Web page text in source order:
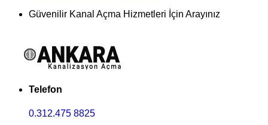
Güvenilir Kanal Açma Hizmetleri İçin Arayınız
Telefon
0.312.475 8825